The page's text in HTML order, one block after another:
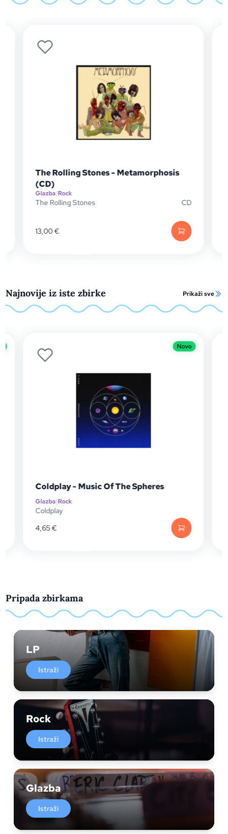
The Rolling Stones - Metamorphosis
(CD)
Glazba|Rock
The Rolling Stones CD
13,00€
Najnovije iz iste zbirke Prikaži sve
Novo
Coldplay - Music Of The Spheres
Glazba|Rock
Coldplay
4,65€
Pripada zbirkama
LP
Istraži
Rock
Istraži
Glazba
Istraži